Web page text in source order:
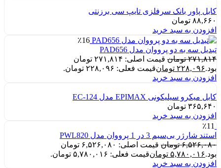
کابل پاور بانک سرفلزی تایپ سی برزنتی
۸۸,۶۶۰ تومان
افزودن به سبد خرید
٪16
تبدیل سه به دو پرووان مدل PAD656
۲۷۱,۸۱۴ تومان
قیمت اصلی: ۲۷۱,۸۱۴ تومان
بود.۲۲۸,۰۹۶ تومانقیمت فعلی: ۲۲۸,۰۹۶ تومان.
افزودن به سبد خرید
کابل میکرو سیلیکونی EPIMAX مدل EC-124
۳۶۵,۶۴۰ تومان
افزودن به سبد خرید
٪11
استند شارژر بی‌سیم 3 در 1 پرووان مدل PWL820
۶,۵۲۶,۰۸۰ تومان
قیمت اصلی: ۶,۵۲۶,۰۸۰ تومان
بود.۵,۷۸۰,۰۱۶ تومانقیمت فعلی: ۵,۷۸۰,۰۱۶ تومان.
افزودن به سبد خرید